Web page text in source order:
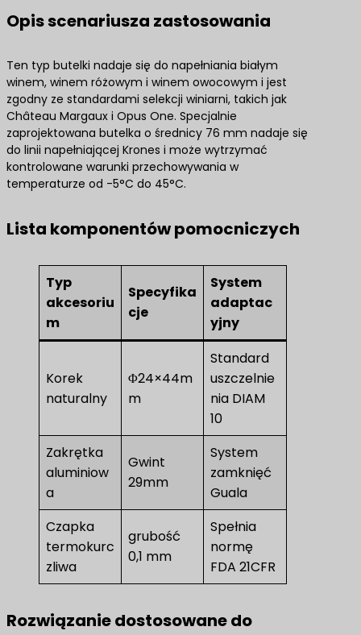
Opis scenariusza zastosowania
Ten typ butelki nadaje się do napełniania białym
winem, winem różowym i winem owocowym i jest
zgodny ze standardami selekcji winiarni, takich jak
Château Margaux i Opus One. Specjalnie
zaprojektowana butelka o średnicy 76 mm nadaje się
do linii napełniającej Krones i może wytrzymać
kontrolowane warunki przechowywania w
temperaturze od -5°C do 45°C.
Lista komponentów pomocniczych
Typ
akcesoriu
m
Specyfika
cje
System
adaptac
yjny
Korek
naturalny
Φ24×44m
m
Standard
uszczelnie
nia DIAM
10
Zakrętka
aluminiow
a
Gwint
29mm
System
zamknięć
Guala
Czapka
termokurc
zliwa
grubość
0,1 mm
Spełnia
normę
FDA 21CFR
Rozwiązanie dostosowane do